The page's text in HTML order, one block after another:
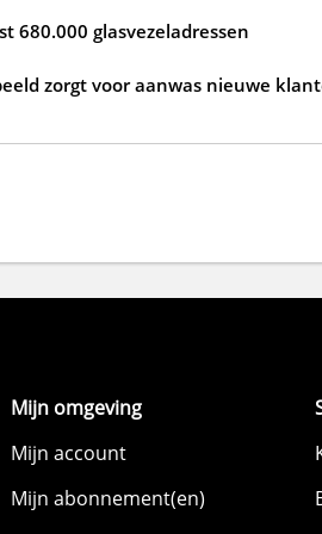
680.000 glasvezeladressen
zorgt voor aanwas nieuwe
Mijn omgeving
Mijn account
Mijn abonnement(en)